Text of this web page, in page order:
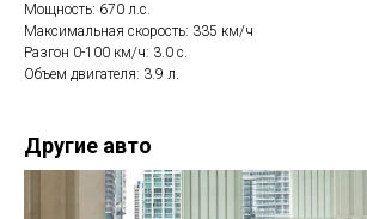
Мощность: 670 л.с.
Максимальная скорость: 335 км/ч
Разгон 0-100 км/ч: 3.0 с.
Объем двигателя: 3.9 л.
Другие авто